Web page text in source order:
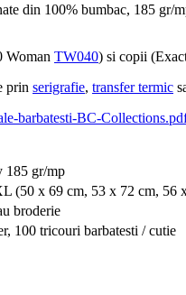
din 100% bumbac, 185
Woman TW040) si copii
prin serigrafie, transfer termic
barbatesti-BC-
185 gr/mp
x 69 cm, 53 x 72 cm, 56
broderie
100 tricouri barbatesti / cutie